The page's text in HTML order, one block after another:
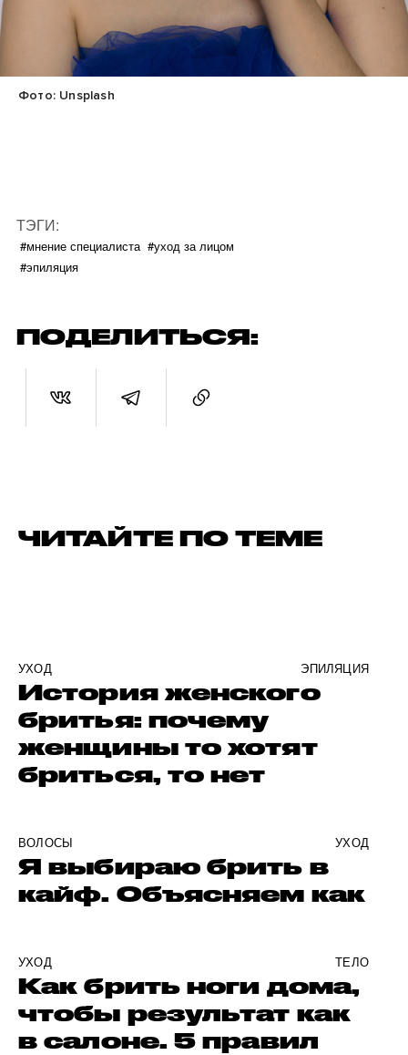
Фото: Unsplash
ТЭГИ:
#мнение специалиста #уход за лицом
#эпиляция
ПОДЕЛИТЬСЯ:
ЧИТАЙТЕ ПО ТЕМЕ
УХОД ЭПИЛЯЦИЯ
История женского
бритья: почему
женщины то хотят
бриться, то нет
ВОЛОСЫ УХОД
Я выбираю брить в
кайф. Объясняем как
УХОД ТЕЛО
Как брить ноги дома,
чтобы результат как
в салоне. 5 правил